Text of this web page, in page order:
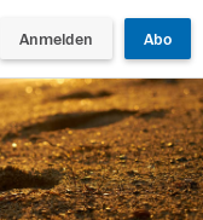
Anmelden Abo